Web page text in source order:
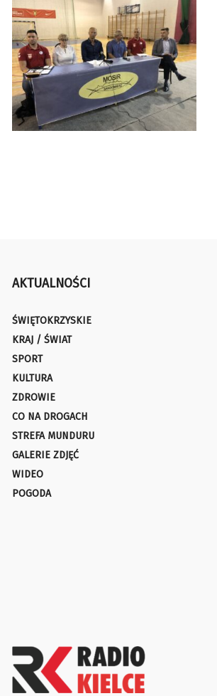
AKTUALNOŚCI
ŚWIĘTOKRZYSKIE
KRAJ / ŚWIAT
SPORT
KULTURA
ZDROWIE
CO NA DROGACH
STREFA MUNDURU
GALERIE ZDJĘĆ
WIDEO
POGODA